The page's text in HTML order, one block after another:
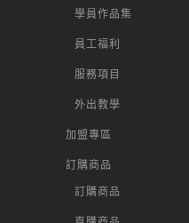
學員作品集
員工福利
服務項目
外出教學
加盟專區
訂購商品
訂購商品